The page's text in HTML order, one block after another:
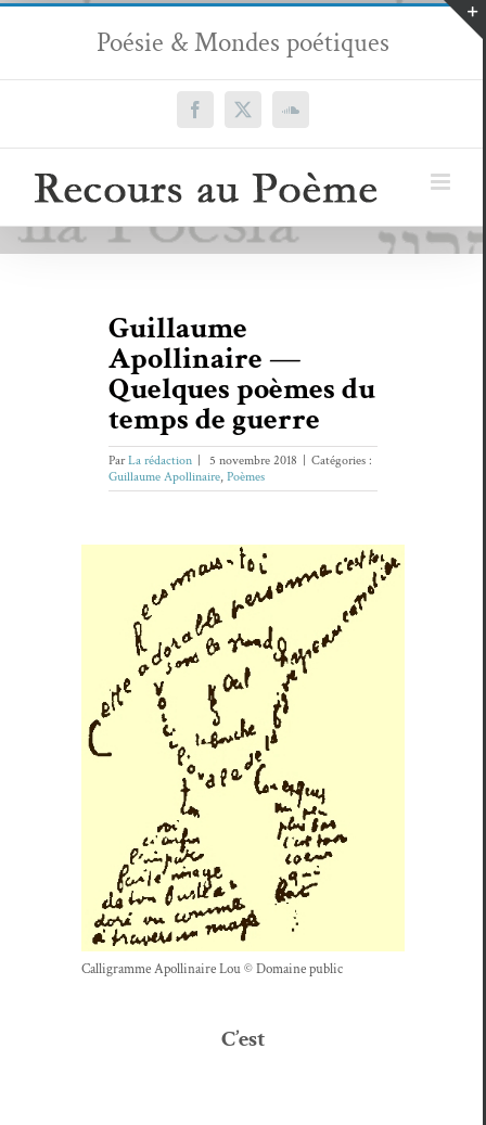
Passer
contenu
Poésie & Mondes poétiques
Facebook
X SoundCloud
Guillaume
Apollinaire —
Quelques poèmes du
temps de guerre
ParLa rédaction 5 novembre 2018
Catégories :
Guillaume Apollinaire, Poèmes
Cal­ligramme Apol­li­naire Lou © Domaine public
C’est